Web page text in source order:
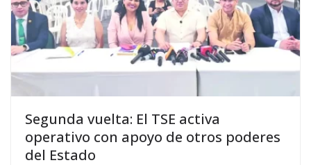
Segunda vuelta: El TSE activa
operativo con apoyo de otros poderes
del Estado